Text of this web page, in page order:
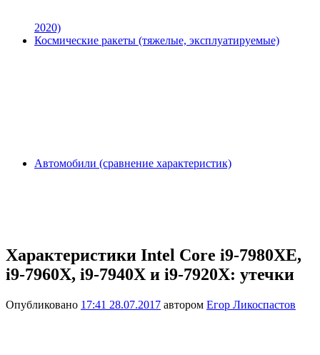
2020)
Космические ракеты (тяжелые, эксплуатируемые)
Автомобили (сравнение характеристик)
Характеристики Intel Core i9-7980XE,
i9-7960X, i9-7940X и i9-7920X: утечки
Опубликовано 17:41 28.07.2017 автором Егор Ликоспастов